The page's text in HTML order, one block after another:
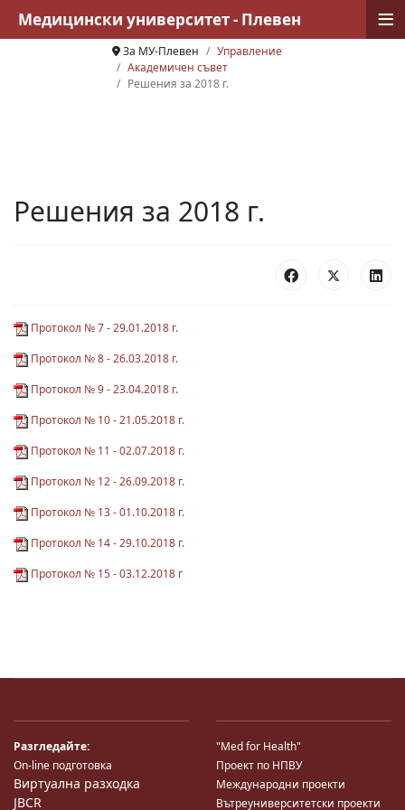
За МУ-Плевен
Управление
Академичен съвет
Решения за 2018 г.
Решения за 2018 г.
Протокол № 7 - 29.01.2018 г.
Протокол № 8 - 26.03.2018 г.
Протокол № 9 - 23.04.2018 г.
Протокол № 10 - 21.05.2018 г.
Протокол № 11 - 02.07.2018 г.
Протокол № 12 - 26.09.2018 г.
Протокол № 13 - 01.10.2018 г.
Протокол № 14 - 29.10.2018 г.
Протокол № 15 - 03.12.2018 г
Разгледайте:
On-line подготовка
Виртуална разходка
JBCR
"Med for Health"
Проект по НПВУ
Международни проекти
Вътреуниверситетски проекти
Медицински университет - Плевен ≡